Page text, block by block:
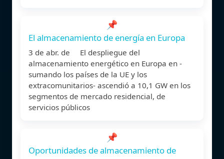
📌
El almacenamiento de energía en Europa
3 de abr. de El despliegue del
almacenamiento energético en Europa en -
sumando los países de la UE y los
extracomunitarios- ascendió a 10,1 GW en los
segmentos de mercado residencial, de
servicios públicos
📌
Oportunidades de almacenamiento de